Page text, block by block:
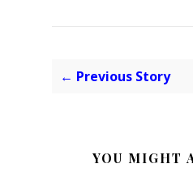
← Previous Story
YOU MIGHT